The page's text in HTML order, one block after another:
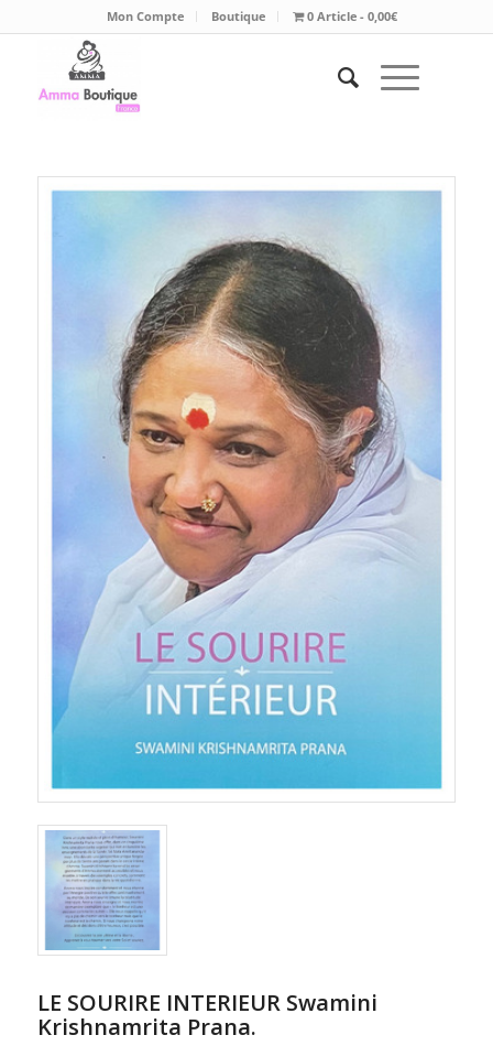
Mon Compte Boutique 0 Article 0,00€
LE SOURIRE INTERIEUR Swamini
Krishnamrita Prana.